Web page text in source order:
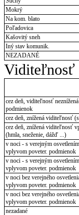
Mokrý
Na kom. blato
Poľadovica
Kašovitý sneh
Iný stav komunik.
NEZADANÉ
Viditeľnosť
cez deň, viditeľnosť
podmienok
cez deň, znížená viditeľnosť
cez deň, znížená viditeľnosť
(hmla, sneženie, dážď ...)
v noci - s verejným
vplyvom poveter. podmienok
v noci - s verejným
vplyvom poveter. podmienok
v noci bez verejného
vplyvom poveter. podmienok
v noci bez verejného
vplyvom poveter. podmienok
nezadané